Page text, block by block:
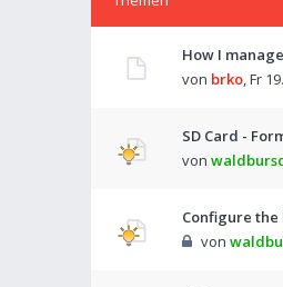
How I
von brko,Fr
SD Card -
von
Configure the
von